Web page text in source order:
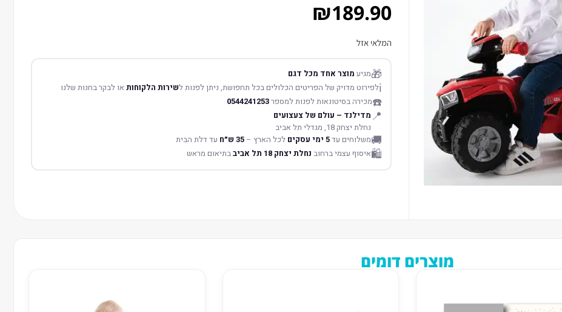
₪189.90
המלאי אזל
🎁מגיע מוצר אחד מכל דגם
ℹ️לפירוט מדויק של הפריטים הכלולים בכל תחפושת, ניתן לפנות לשירות הלקוחותאו לבקר בחנות שלנו
☎️מכירה בסיטונאות לפנות למספר0544241253
📍 מדילנד – עולם של צעצועים
נחלת יצחק 18, מגדלי תל אביב
🚚משלוחים עד5 ימי עסקים לכל הארץ –35 ש״ח עד דלת הבית
🛍️איסוף עצמי ברחוב נחלת יצחק 18 תל אביב בתיאום מראש
מוצרים דומים